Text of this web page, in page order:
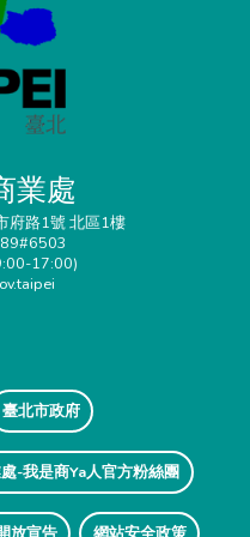
業處
府路1號 北區1樓
17:00)
臺北市政府
-我是商Ya人官方粉絲團